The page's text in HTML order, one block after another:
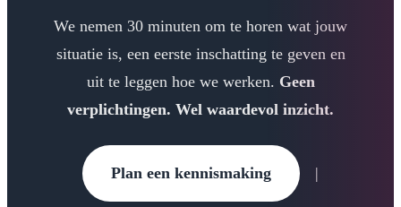
We nemen 30 minuten om te horen wat jouw
situatie is, een eerste inschatting te geven en
uit te leggen hoe we werken. Geen
verplichtingen. Wel waardevol inzicht.
Plan een kennismaking |